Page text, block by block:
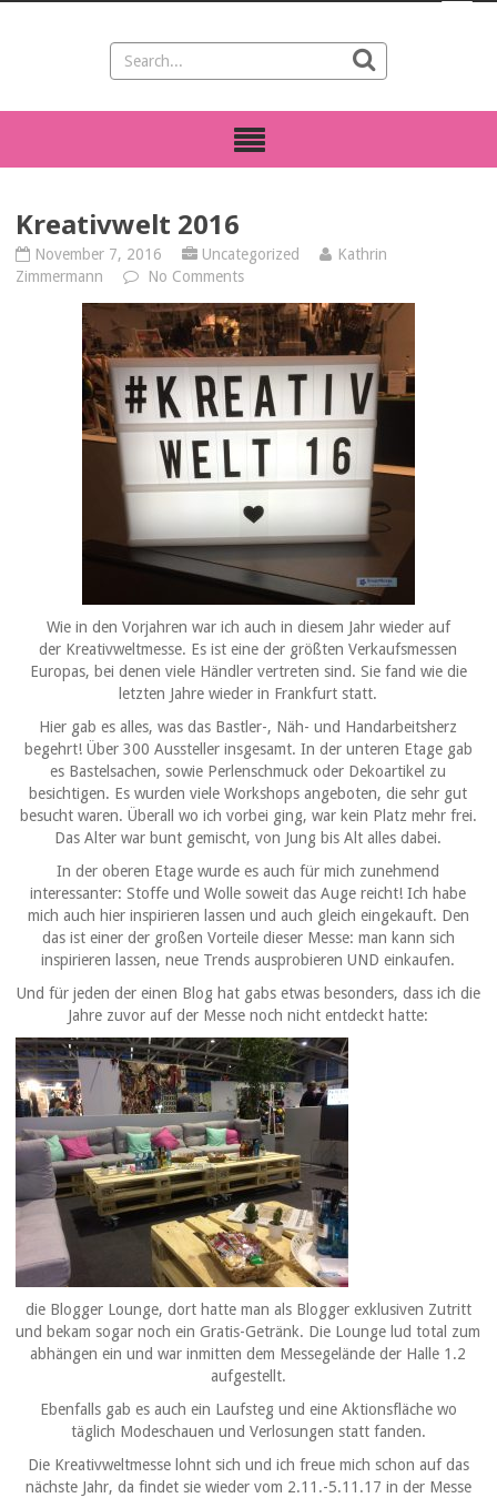
Kreativwelt 2016
November 7, 2016 Uncategorized
Kathrin
Zimmermann
No Comments
Wie in den Vorjahren war ich auch in diesem Jahr wieder auf
der Kreativweltmesse. Es ist eine der größten Verkaufsmessen
Europas, bei denen viele Händler vertreten sind. Sie fand wie die
letzten Jahre wieder in Frankfurt statt.
Hier gab es alles, was das Bastler-, Näh- und Handarbeitsherz
begehrt! Über 300 Aussteller insgesamt. In der unteren Etage gab
es Bastelsachen, sowie Perlenschmuck oder Dekoartikel zu
besichtigen. Es wurden viele Workshops angeboten, die sehr gut
besucht waren. Überall wo ich vorbei ging, war kein Platz mehr frei.
Das Alter war bunt gemischt, von Jung bis Alt alles dabei.
In der oberen Etage wurde es auch für mich zunehmend
interessanter: Stoffe und Wolle soweit das Auge reicht! Ich habe
mich auch hier inspirieren lassen und auch gleich eingekauft. Den
das ist einer der großen Vorteile dieser Messe: man kann sich
inspirieren lassen, neue Trends ausprobieren UND einkaufen.
Und für jeden der einen Blog hat gabs etwas besonders, dass ich die
Jahre zuvor auf der Messe noch nicht entdeckt hatte:
die Blogger Lounge, dort hatte man als Blogger exklusiven Zutritt
und bekam sogar noch ein Gratis-Getränk. Die Lounge lud total zum
abhängen ein und war inmitten dem Messegelände der Halle 1.2
aufgestellt.
Ebenfalls gab es auch ein Laufsteg und eine Aktionsfläche wo
täglich Modeschauen und Verlosungen statt fanden.
Die Kreativweltmesse lohnt sich und ich freue mich schon auf das
nächste Jahr, da findet sie wieder vom 2.11.-5.11.17 in der Messe